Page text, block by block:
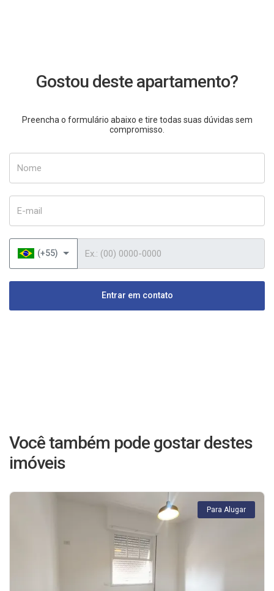
Gostou deste apartamento?
Preencha o formulário abaixo e tire todas suas dúvidas sem
compromisso.
(+55)
Entrar em contato
Você também pode gostar destes
imóveis
Para Alugar